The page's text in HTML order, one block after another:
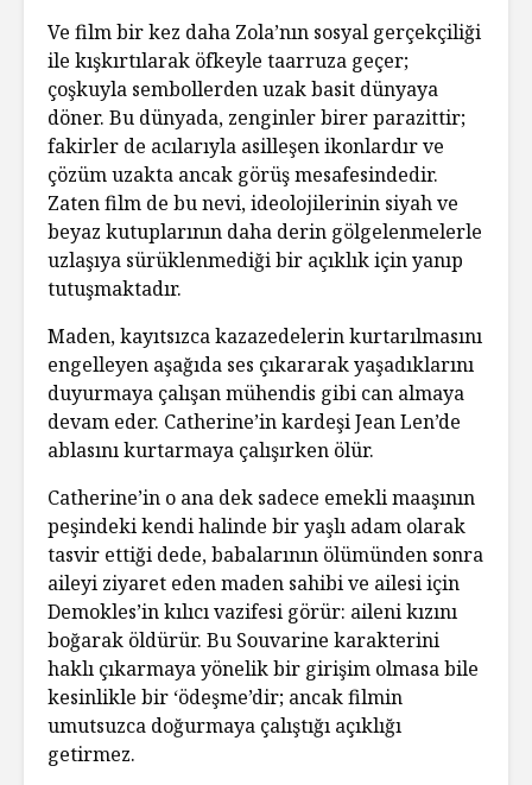
Ve film bir kez daha Zola’nın sosyal gerçekçiliği
ile kışkırtılarak öfkeyle taarruza geçer;
çoşkuyla sembollerden uzak basit dünyaya
döner. Bu dünyada, zenginler birer parazittir;
fakirler de acılarıyla asilleşen ikonlardır ve
çözüm uzakta ancak görüş mesafesindedir.
Zaten film de bu nevi, ideolojilerinin siyah ve
beyaz kutuplarının daha derin gölgelenmelerle
uzlaşıya sürüklenmediği bir açıklık için yanıp
tutuşmaktadır.
Maden, kayıtsızca kazazedelerin kurtarılmasını
engelleyen aşağıda ses çıkararak yaşadıklarını
duyurmaya çalışan mühendis gibi can almaya
devam eder. Catherine’in kardeşi Jean Len’de
ablasını kurtarmaya çalışırken ölür.
Catherine’in o ana dek sadece emekli maaşının
peşindeki kendi halinde bir yaşlı adam olarak
tasvir ettiği dede, babalarının ölümünden sonra
aileyi ziyaret eden maden sahibi ve ailesi için
Demokles’in kılıcı vazifesi görür: aileni kızını
boğarak öldürür. Bu Souvarine karakterini
haklı çıkarmaya yönelik bir girişim olmasa bile
kesinlikle bir ‘ödeşme’dir; ancak filmin
umutsuzca doğurmaya çalıştığı açıklığı
getirmez.